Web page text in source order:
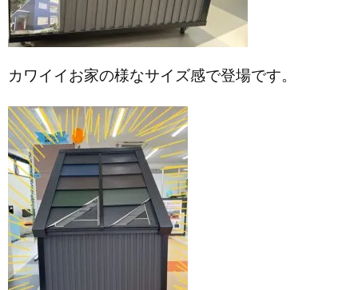
カワイイお家の様なサイズ感で登場です。